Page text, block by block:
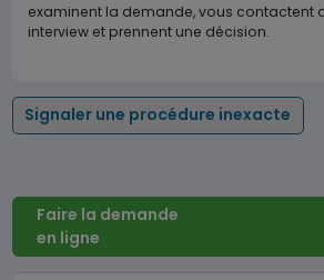
examinent la demande, vous contactent
interview et prennent une décision.
Signaler une procédure inexacte
Faire la demande
en ligne